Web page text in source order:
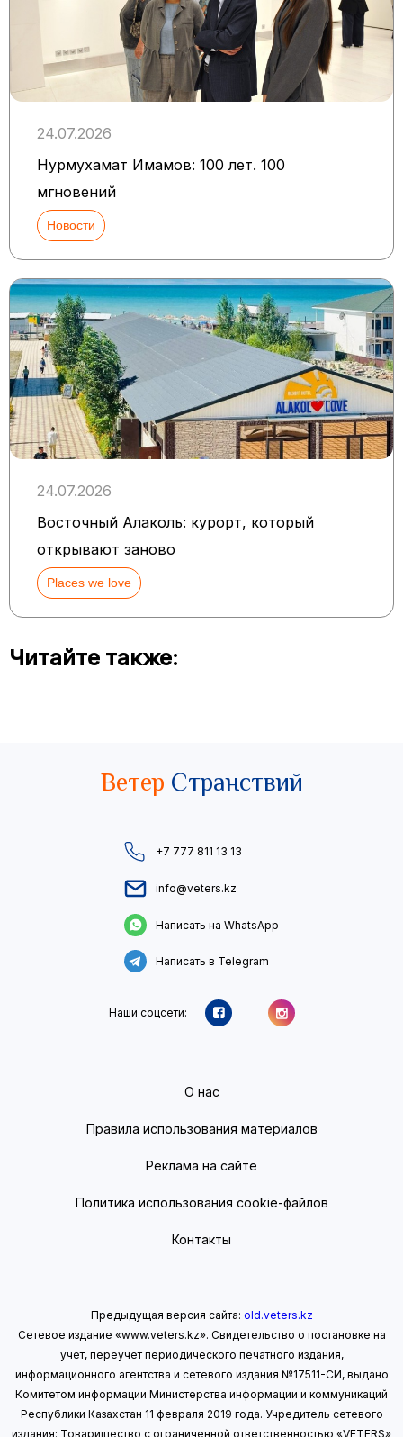
24.07.2026
Нурмухамат Имамов: 100 лет. 100
мгновений
Новости
24.07.2026
Восточный Алаколь: курорт, который
открывают заново
Places we love
Читайте также:
Ветер Странствий
+7 777 811 13 13
info@veters.kz
Написать на WhatsApp
Написать в Telegram
Наши соцсети:
О нас
Правила использования материалов
Реклама на сайте
Политика использования cookie-файлов
Контакты
Предыдущая версия сайта: old.veters.kz
Сетевое издание «www.veters.kz». Свидетельство о постановке на
учет, переучет периодического печатного издания,
информационного агентства и сетевого издания №17511-СИ, выдано
Комитетом информации Министерства информации и коммуникаций
Республики Казахстан 11 февраля 2019 года. Учредитель сетевого
издания: Товарищество с ограниченной ответственностью «VETERS»